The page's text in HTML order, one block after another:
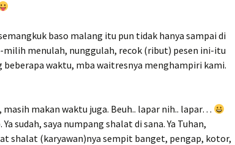
baso malang itu pun tidak hanya sampai di
milih menulah, nunggulah, recok (ribut) pesen ini-itu
beberapa waktu, mba waitresnya menghampiri kami.
makan waktu juga. Beuh.. lapar nih.. lapar…
sudah, saya numpang shalat di sana. Ya Tuhan,
shalat (karyawan)nya sempit banget, pengap, kotor,